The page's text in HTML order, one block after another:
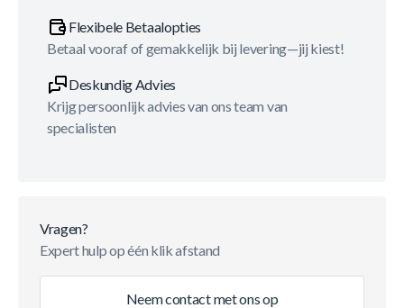
Flexibele Betaalopties
Betaal vooraf of gemakkelijk bij levering—jij kiest!
Deskundig Advies
Krijg persoonlijk advies van ons team van
specialisten
Vragen?
Expert hulp op één klik afstand
Neem contact met ons op